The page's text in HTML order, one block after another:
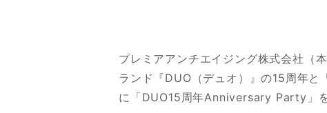
プレミアアンチエイジング株式会社（
ランド『DUO（デュオ）』の15周年
に「DUO15周年Anniversary Party」